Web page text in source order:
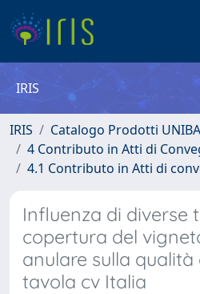
IRIS
IRIS
Catalogo Prodotti UNIBA
4 Contributo in Atti di
4.1 Contributo in Atti di
Influenza di diverse
copertura del
anulare sulla qualità
tavola cv Italia